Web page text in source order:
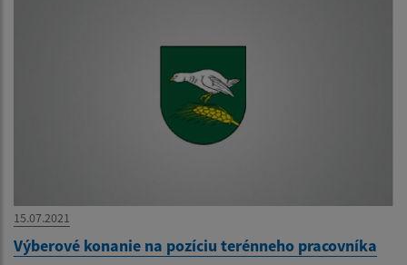
15.07.2021
Výberové konanie na pozíciu terénneho pracovníka